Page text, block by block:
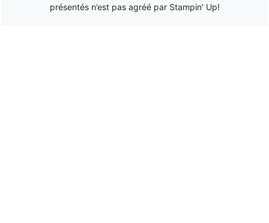
présentés n’est pas agréé par Stampin' Up!